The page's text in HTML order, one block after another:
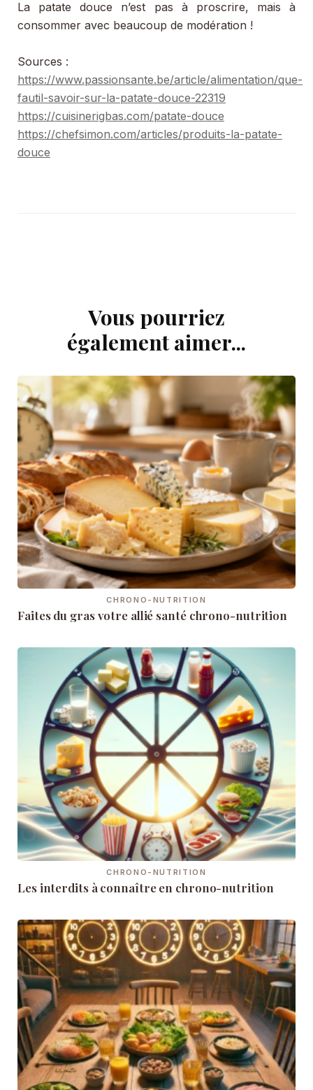
La patate douce n’est pas à proscrire, mais à
consommer avec beaucoup de modération !
Sources :
https://www.passionsante.be/article/alimentation/que-
fautil-savoir-sur-la-patate-douce-22319
https://cuisinerigbas.com/patate-douce
https://chefsimon.com/articles/produits-la-patate-
douce
Vous pourriez
également aimer...
CHRONO-NUTRITION
Faites du gras votre allié santé chrono-nutrition
CHRONO-NUTRITION
Les interdits à connaître en chrono-nutrition